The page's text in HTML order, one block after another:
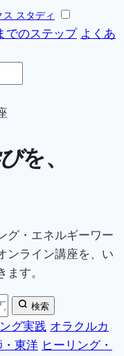
スタディ
でのステップ よくあ
を、
グ・エネルギーワー
ンライン講座を、い
す。
検索
グ実践 オラクルカ
・東洋 ヒーリング・